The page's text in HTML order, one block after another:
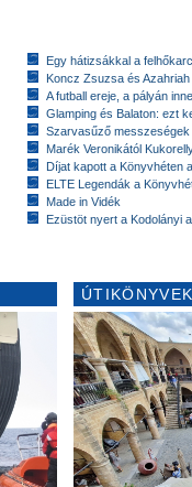
Egy hátizsákkal a
Koncz Zsuzsa és
A futball ereje, a pályán
Glamping és Balaton: ezt
Szarvasűző messzeségek
Marék Veronikától
Díjat kapott a Könyvhéten
ELTE Legendák a
Made in Vidék
Ezüstöt nyert a Kodolányi